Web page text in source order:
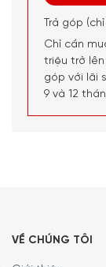
Trả góp
Chỉ cần
triệu trở lên
góp với lãi
9 và 12
VỀ CHÚNG TÔI